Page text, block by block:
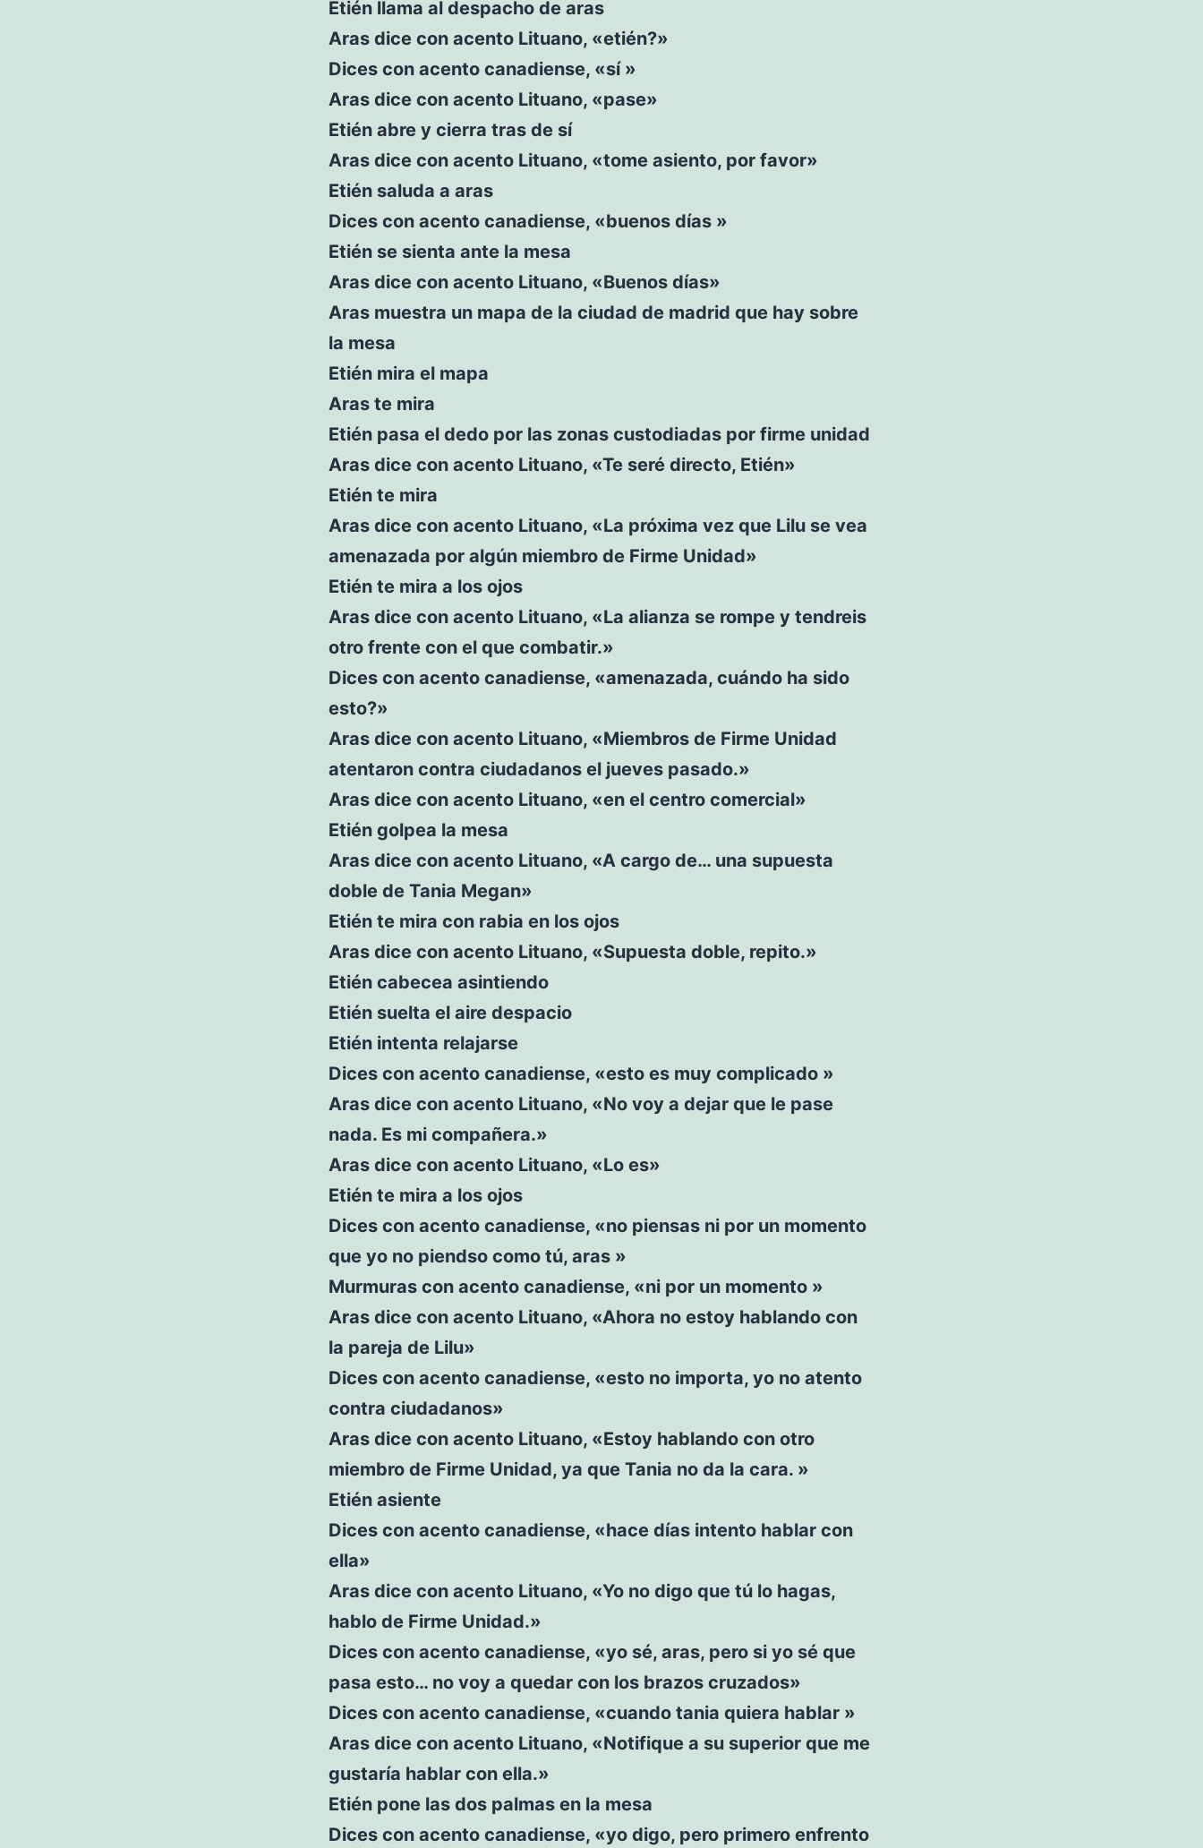
Etién llama al despacho de aras
Aras dice con acento Lituano, «etién?»
Dices con acento canadiense, «sí »
Aras dice con acento Lituano, «pase»
Etién abre y cierra tras de sí
Aras dice con acento Lituano, «tome asiento, por favor»
Etién saluda a aras
Dices con acento canadiense, «buenos días »
Etién se sienta ante la mesa
Aras dice con acento Lituano, «Buenos días»
Aras muestra un mapa de la ciudad de madrid que hay sobre
la mesa
Etién mira el mapa
Aras te mira
Etién pasa el dedo por las zonas custodiadas por firme unidad
Aras dice con acento Lituano, «Te seré directo, Etién»
Etién te mira
Aras dice con acento Lituano, «La próxima vez que Lilu se vea
amenazada por algún miembro de Firme Unidad»
Etién te mira a los ojos
Aras dice con acento Lituano, «La alianza se rompe y tendreis
otro frente con el que combatir.»
Dices con acento canadiense, «amenazada, cuándo ha sido
esto?»
Aras dice con acento Lituano, «Miembros de Firme Unidad
atentaron contra ciudadanos el jueves pasado.»
Aras dice con acento Lituano, «en el centro comercial»
Etién golpea la mesa
Aras dice con acento Lituano, «A cargo de… una supuesta
doble de Tania Megan»
Etién te mira con rabia en los ojos
Aras dice con acento Lituano, «Supuesta doble, repito.»
Etién cabecea asintiendo
Etién suelta el aire despacio
Etién intenta relajarse
Dices con acento canadiense, «esto es muy complicado »
Aras dice con acento Lituano, «No voy a dejar que le pase
nada. Es mi compañera.»
Aras dice con acento Lituano, «Lo es»
Etién te mira a los ojos
Dices con acento canadiense, «no piensas ni por un momento
que yo no piendso como tú, aras »
Murmuras con acento canadiense, «ni por un momento »
Aras dice con acento Lituano, «Ahora no estoy hablando con
la pareja de Lilu»
Dices con acento canadiense, «esto no importa, yo no atento
contra ciudadanos»
Aras dice con acento Lituano, «Estoy hablando con otro
miembro de Firme Unidad, ya que Tania no da la cara. »
Etién asiente
Dices con acento canadiense, «hace días intento hablar con
ella»
Aras dice con acento Lituano, «Yo no digo que tú lo hagas,
hablo de Firme Unidad.»
Dices con acento canadiense, «yo sé, aras, pero si yo sé que
pasa esto… no voy a quedar con los brazos cruzados»
Dices con acento canadiense, «cuando tania quiera hablar »
Aras dice con acento Lituano, «Notifique a su superior que me
gustaría hablar con ella.»
Etién pone las dos palmas en la mesa
Dices con acento canadiense, «yo digo, pero primero enfrento